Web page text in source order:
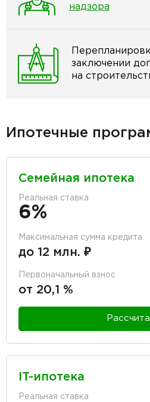
надзора
заключении
на
Ипотечные
Семейная ипотека
Реальная ставка
6%
Максимальная сумма кредита
до 12 млн. ₽
Первоначальный взнос
от 20,1 %
IT-ипотека
Реальная ставка